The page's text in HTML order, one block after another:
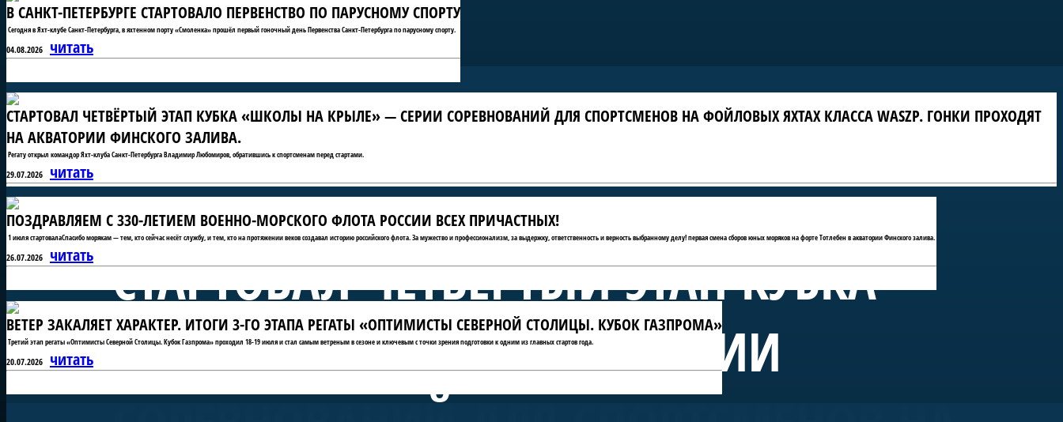
СТАРТОВАЛ ЧЕТВЁРТЫЙ ЭТАП КУБКА
«ШКОЛЫ НА КРЫЛЕ» — СЕРИИ
В САНКТ-ПЕТЕРБУРГЕ СТАРТОВАЛО ПЕРВЕНСТВО ПО ПАРУСНОМУ СПОРТУ
Сегодня в Яхт-клубе Санкт-Петербурга, в яхтенном порту «Смоленка» прошёл первый гоночный день Первенства Санкт-Петербурга по парусному спорту.
04.08.2026 читать
СТАРТОВАЛ ЧЕТВЁРТЫЙ ЭТАП КУБКА «ШКОЛЫ НА КРЫЛЕ» — СЕРИИ СОРЕВНОВАНИЙ ДЛЯ СПОРТСМЕНОВ НА ФОЙЛОВЫХ ЯХТАХ КЛАССА WASZP. ГОНКИ ПРОХОДЯТ
НА АКВАТОРИИ ФИНСКОГО ЗАЛИВА.
Регату открыл командор Яхт-клуба Санкт-Петербурга Владимир Любомиров, обратившись к спортсменам перед стартами.
29.07.2026 читать
ПОЗДРАВЛЯЕМ С 330-ЛЕТИЕМ ВОЕННО-МОРСКОГО ФЛОТА РОССИИ ВСЕХ ПРИЧАСТНЫХ!
1 июля стартовалаСпасибо морякам — тем, кто сейчас несёт службу, и тем, кто на протяжении веков создавал историю российского флота. За мужество и профессионализм, за выдержку, ответственность и верность выбранному делу! первая смена сборов юных моряков на форте Тотлебен в акватории Финского залива.
26.07.2026 читать
ВЕТЕР ЗАКАЛЯЕТ ХАРАКТЕР. ИТОГИ 3-ГО ЭТАПА РЕГАТЫ «ОПТИМИСТЫ СЕВЕРНОЙ СТОЛИЦЫ. КУБОК ГАЗПРОМА»
Третий этап регаты «Оптимисты Северной Столицы. Кубок Газпрома» проходил 18-19 июля и стал самым ветреным в сезоне и ключевым с точки зрения подготовки к одним из главных стартов года.
20.07.2026 читать